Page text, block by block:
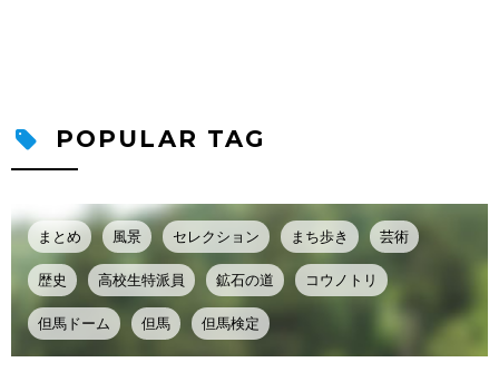
POPULAR TAG
まとめ 風景 セレクション まち歩き 芸術
歴史 高校生特派員 鉱石の道 コウノトリ
但馬ドーム 但馬 但馬検定